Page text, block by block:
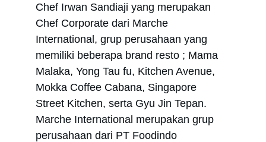
Chef Irwan Sandiaji yang merupakan
Chef Corporate dari Marche
International, grup perusahaan yang
memiliki beberapa brand resto ; Mama
Malaka, Yong Tau fu, Kitchen Avenue,
Mokka Coffee Cabana, Singapore
Street Kitchen, serta Gyu Jin Tepan.
Marche International merupakan grup
perusahaan dari PT Foodindo